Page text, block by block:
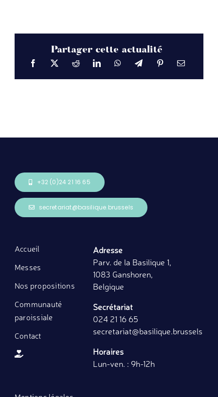
Partager cette actualité
+32 (0)24 21 16 65
secretariat@basilique.brussels
Accueil
Messes
Nos propositions
Communauté
paroissiale
Contact
Adresse
Parv. de la Basilique 1,
1083 Ganshoren,
Belgique
Secrétariat
024 21 16 65
secretariat@basilique.brussels
Horaires
Lun-ven. : 9h-12h